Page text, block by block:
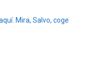
Mira, Salvo, coge